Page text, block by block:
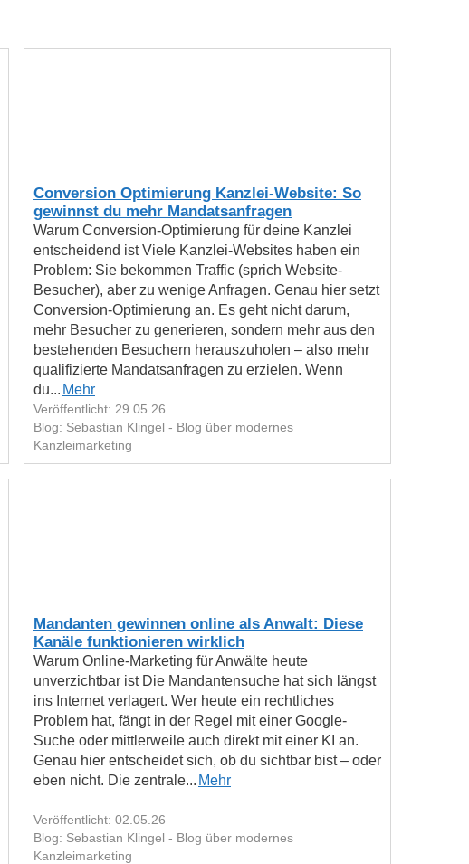
Conversion Optimierung Kanzlei-Website: So
gewinnst du mehr Mandatsanfragen
Warum Conversion-Optimierung für deine Kanzlei
entscheidend ist Viele Kanzlei-Websites haben ein
Problem: Sie bekommen Traffic (sprich Website-
Besucher), aber zu wenige Anfragen. Genau hier setzt
Conversion-Optimierung an. Es geht nicht darum,
mehr Besucher zu generieren, sondern mehr aus den
bestehenden Besuchern herauszuholen – also mehr
qualifizierte Mandatsanfragen zu erzielen. Wenn
du... Mehr
Veröffentlicht: 29.05.26
Blog: Sebastian Klingel - Blog über modernes
Kanzleimarketing
Mandanten gewinnen online als Anwalt: Diese
Kanäle funktionieren wirklich
Warum Online-Marketing für Anwälte heute
unverzichtbar ist Die Mandantensuche hat sich längst
ins Internet verlagert. Wer heute ein rechtliches
Problem hat, fängt in der Regel mit einer Google-
Suche oder mittlerweile auch direkt mit einer KI an.
Genau hier entscheidet sich, ob du sichtbar bist – oder
eben nicht. Die zentrale... Mehr
Veröffentlicht: 02.05.26
Blog: Sebastian Klingel - Blog über modernes
Kanzleimarketing